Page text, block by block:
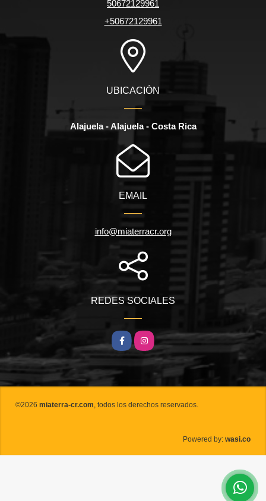
50672129961
+50672129961
UBICACIÓN
Alajuela - Alajuela - Costa Rica
EMAIL
info@miaterracr.org
REDES SOCIALES
FacebookInstagram
©2026 miaterra-cr.com, todos los derechos reservados.
Powered by: wasi.co